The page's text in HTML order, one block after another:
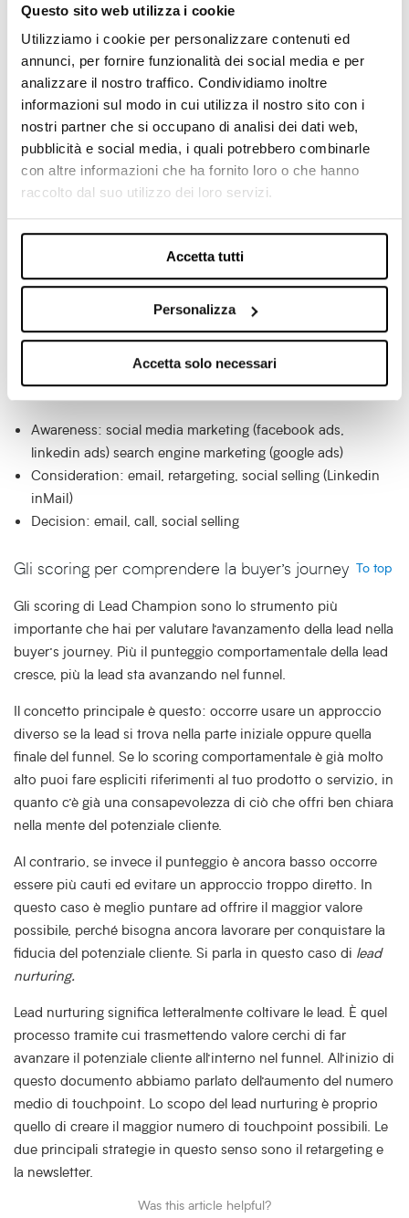
Questo sito web utilizza i cookie
Utilizziamo i cookie per personalizzare contenuti ed
annunci, per fornire funzionalità dei social media e per
analizzare il nostro traffico. Condividiamo inoltre
informazioni sul modo in cui utilizza il nostro sito con i
nostri partner che si occupano di analisi dei dati web,
pubblicità e social media, i quali potrebbero combinarle
con altre informazioni che ha fornito loro o che hanno
raccolto dal suo utilizzo dei loro servizi.
Accetta tutti
Personalizza
Accetta solo necessari
Per comunicare efficacemente è necessario avere dei
contenuti per clienti nelle diverse fasi del funnel di
conversione. In generale, la regola da tenere a mente è che i
contenuti per le fasi iniziali del funnel devono essere più
“leggeri” e contenere pochi riferimenti al prodotto:; mano a
mano che la lead avanzerà nel funnel sarà disposta a fruire di
contenuti più approfonditi e rivolte al tuo prodotto o servizio.
Puoi basarti su uno schema di questo tipo:
Awareness: ebook, report, whitepaper, guide informative,
Consideration: webinar, video, guide approfondite
Decision: trial, case study, consulenze gratuite, demo,
Riguardo invece ai canali da utilizzare questa è una linea
guida che può esserti utile:
Awareness: social media marketing (facebook ads,
linkedin ads) search engine marketing (google ads)
Consideration: email, retargeting, social selling (Linkedin
inMail)
Decision: email, call, social selling
Gli scoring per comprendere la buyer’s journey To top
Gli scoring di Lead Champion sono lo strumento più
importante che hai per valutare l’avanzamento della lead nella
buyer’s journey. Più il punteggio comportamentale della lead
cresce, più la lead sta avanzando nel funnel.
Il concetto principale è questo: occorre usare un approccio
diverso se la lead si trova nella parte iniziale oppure quella
finale del funnel. Se lo scoring comportamentale è già molto
alto puoi fare espliciti riferimenti al tuo prodotto o servizio, in
quanto c’è già una consapevolezza di ciò che offri ben chiara
nella mente del potenziale cliente.
Al contrario, se invece il punteggio è ancora basso occorre
essere più cauti ed evitare un approccio troppo diretto. In
questo caso è meglio puntare ad offrire il maggior valore
possibile, perché bisogna ancora lavorare per conquistare la
fiducia del potenziale cliente. Si parla in questo caso di lead
nurturing.
Lead nurturing significa letteralmente coltivare le lead. È quel
processo tramite cui trasmettendo valore cerchi di far
avanzare il potenziale cliente all’interno nel funnel. All’inizio di
questo documento abbiamo parlato dell’aumento del numero
medio di touchpoint. Lo scopo del lead nurturing è proprio
quello di creare il maggior numero di touchpoint possibili. Le
due principali strategie in questo senso sono il retargeting e
la newsletter.
Was this article helpful?